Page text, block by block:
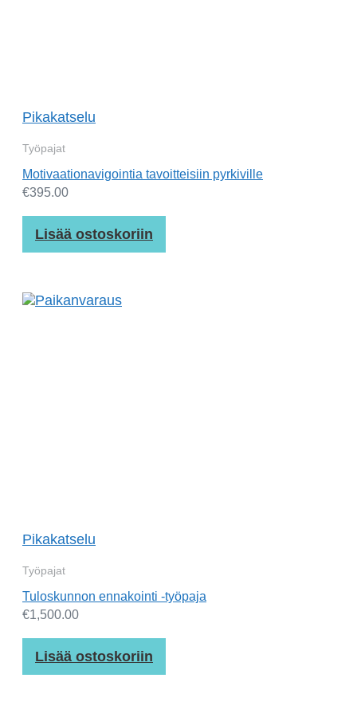
Pikakatselu
Työpajat
Motivaationavigointia tavoitteisiin pyrkiville
€395.00
Lisää ostoskoriin
Pikakatselu
Työpajat
Tuloskunnon ennakointi -työpaja
€1,500.00
Lisää ostoskoriin